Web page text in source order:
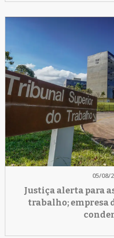
05/08/
Justiça alerta para
trabalho; empresa